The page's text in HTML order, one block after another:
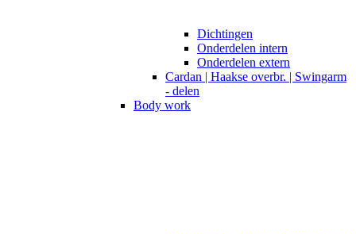
Dichtingen
Onderdelen intern
Onderdelen extern
Cardan | Haakse overbr. | Swingarm
- delen
Body work